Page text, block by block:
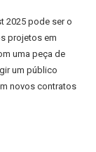
2025 pode ser o
projetos em
uma peça de
um público
novos contratos